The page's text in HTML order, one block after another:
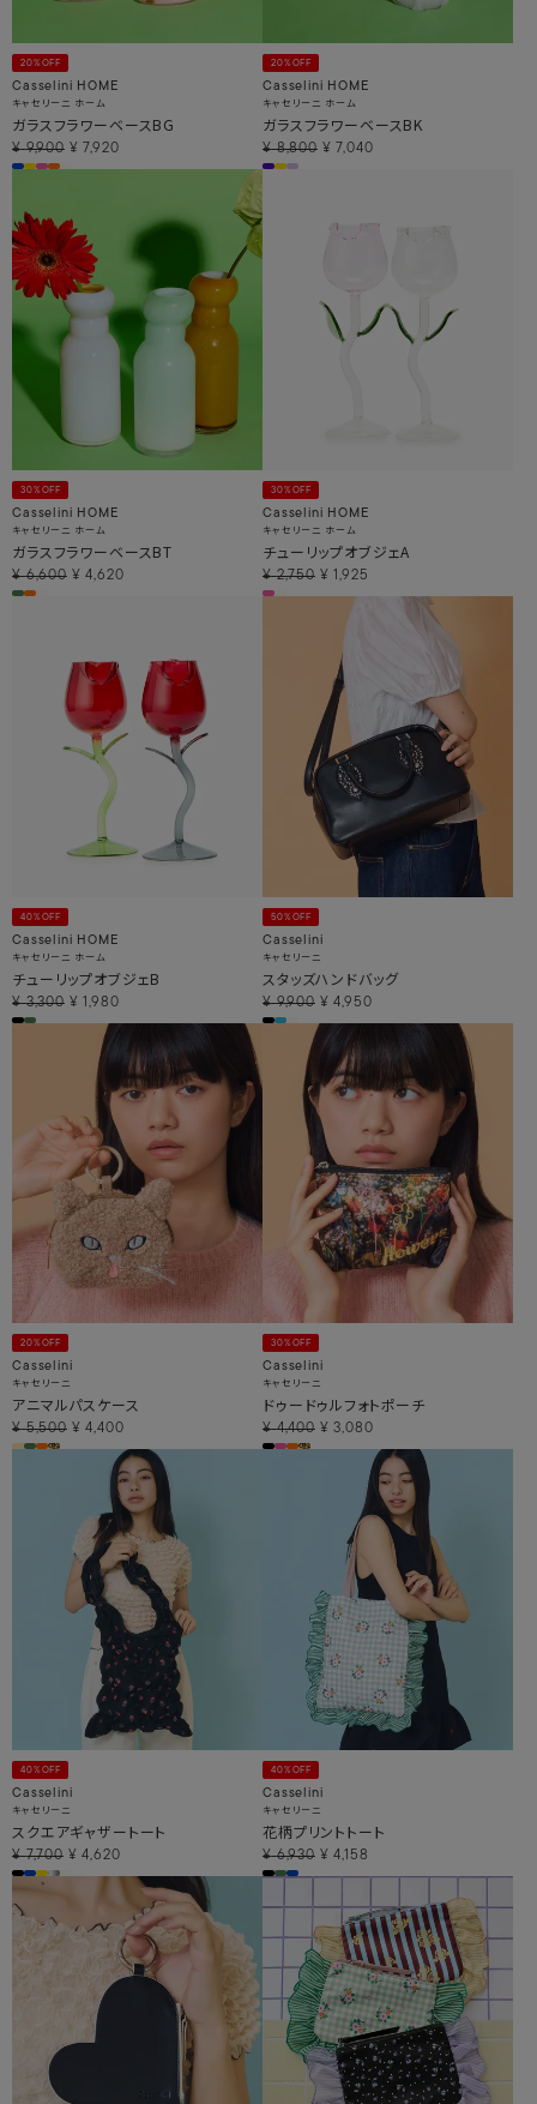
20%OFF
Casselini HOME
キャセリーニ ホーム
ガラスフラワーベースBG
¥ 9,900 ¥ 7,920
20%OFF
Casselini HOME
キャセリーニ ホーム
ガラスフラワーベースBK
¥ 8,800 ¥ 7,040
30%OFF
Casselini HOME
キャセリーニ ホーム
ガラスフラワーベースBT
¥ 6,600 ¥ 4,620
30%OFF
Casselini HOME
キャセリーニ ホーム
チューリップオブジェA
¥ 2,750 ¥ 1,925
40%OFF
Casselini HOME
キャセリーニ ホーム
チューリップオブジェB
¥ 3,300 ¥ 1,980
50%OFF
Casselini
キャセリーニ
スタッズハンドバッグ
¥ 9,900 ¥ 4,950
20%OFF
Casselini
キャセリーニ
アニマルパスケース
¥ 5,500 ¥ 4,400
30%OFF
Casselini
キャセリーニ
ドゥードゥルフォトポーチ
¥ 4,400 ¥ 3,080
40%OFF
Casselini
キャセリーニ
スクエアギャザートート
¥ 7,700 ¥ 4,620
40%OFF
Casselini
キャセリーニ
花柄プリントトート
¥ 6,930 ¥ 4,158